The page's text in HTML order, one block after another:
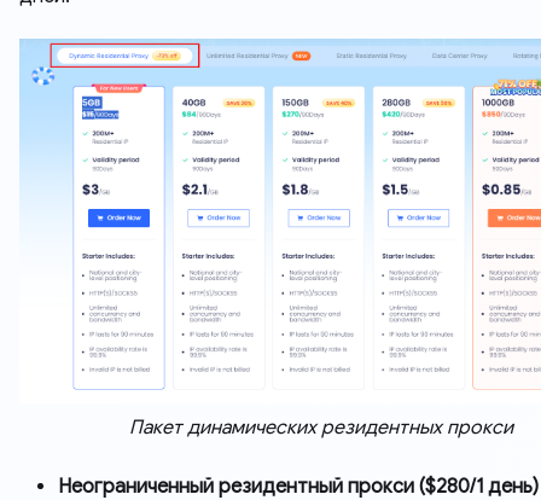
Пакет динамических резидентных прокси
Неограниченный резидентный прокси ($280/1 день)